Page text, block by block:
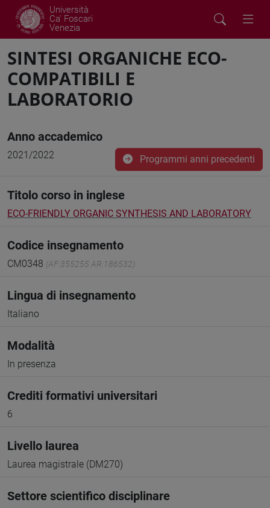
Università
Ca' Foscari
Venezia
SINTESI ORGANICHE ECO-
COMPATIBILI E
LABORATORIO
Anno accademico
2021/2022 Programmi anni precedenti
Titolo corso in inglese
ECO-FRIENDLY ORGANIC SYNTHESIS AND LABORATORY
Codice insegnamento
CM0348 (AF:355255 AR:186532)
Lingua di insegnamento
Italiano
Modalità
In presenza
Crediti formativi universitari
6
Livello laurea
Laurea magistrale (DM270)
Settore scientifico disciplinare